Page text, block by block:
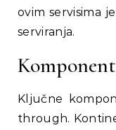
ovim servisima
serviranja.
Ključne
through.